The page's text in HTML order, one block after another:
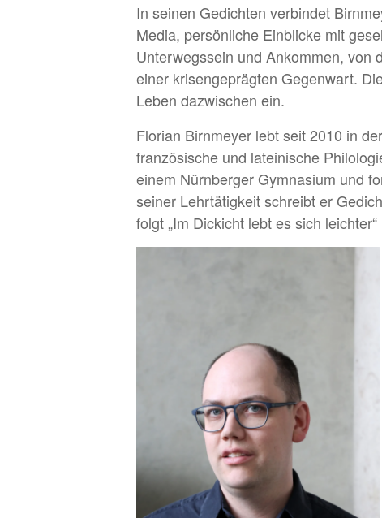
In seinen Gedichten verbindet
Media, persönliche Einblicke mit
Unterwegssein und Ankommen, von
einer krisengeprägten Gegenwart.
Leben dazwischen ein.
Florian Birnmeyer lebt seit 2010 in
französische und lateinische
einem Nürnberger Gymnasium und
seiner Lehrtätigkeit schreibt er
folgt „Im Dickicht lebt es sich